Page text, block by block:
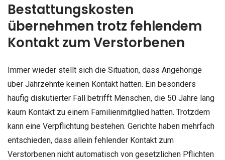
Bestattungskosten
übernehmen trotz fehlendem
Kontakt zum Verstorbenen
Immer wieder stellt sich die Situation, dass Angehörige
über Jahrzehnte keinen Kontakt hatten. Ein besonders
häufig diskutierter Fall betrifft Menschen, die 50 Jahre lang
kaum Kontakt zu einem Familienmitglied hatten. Trotzdem
kann eine Verpflichtung bestehen. Gerichte haben mehrfach
entschieden, dass allein fehlender Kontakt zum
Verstorbenen nicht automatisch von gesetzlichen Pflichten